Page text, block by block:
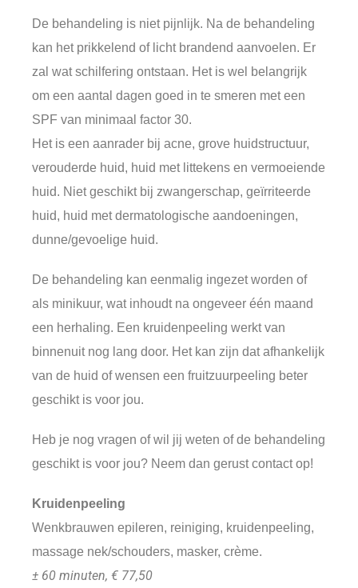
De behandeling is niet pijnlijk. Na de behandeling
kan het prikkelend of licht brandend aanvoelen. Er
zal wat schilfering ontstaan. Het is wel belangrijk
om een aantal dagen goed in te smeren met een
SPF van minimaal factor 30.
Het is een aanrader bij acne, grove huidstructuur,
verouderde huid, huid met littekens en vermoeiende
huid. Niet geschikt bij zwangerschap, geïrriteerde
huid, huid met dermatologische aandoeningen,
dunne/gevoelige huid.
De behandeling kan eenmalig ingezet worden of
als minikuur, wat inhoudt na ongeveer één maand
een herhaling. Een kruidenpeeling werkt van
binnenuit nog lang door. Het kan zijn dat afhankelijk
van de huid of wensen een fruitzuurpeeling beter
geschikt is voor jou.
Heb je nog vragen of wil jij weten of de behandeling
geschikt is voor jou? Neem dan gerust contact op!
Kruidenpeeling
Wenkbrauwen epileren, reiniging, kruidenpeeling,
massage nek/schouders, masker, crème.
± 60 minuten, € 77,50